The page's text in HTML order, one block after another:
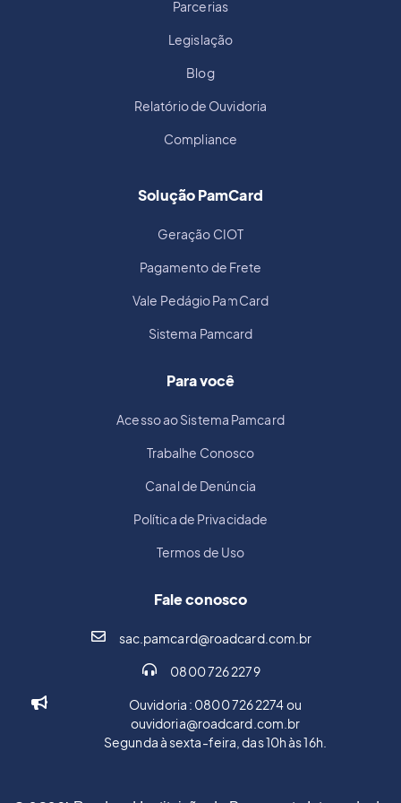
Parcerias
Legislação
Blog
Relatório de Ouvidoria
Compliance
Solução PamCard
Geração CIOT
Pagamento de Frete
Vale Pedágio PamCard
Sistema Pamcard
Para você
Acesso ao Sistema Pamcard
Trabalhe Conosco
Canal de Denúncia
Política de Privacidade
Termos de Uso
Fale conosco
sac.pamcard@roadcard.com.br
0800 726 2279
Ouvidoria : 0800 726 2274 ou
ouvidoria@roadcard.com.br
Segunda à sexta-feira, das 10h às 16h.